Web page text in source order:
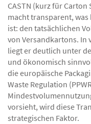
CASTN (kurz für
macht transparent,
ist: den tatsächlichen
von Versandkartons. In
liegt er deutlich unter
und ökonomisch
die europäische
Waste Regulation
vorsieht, wird diese
strategischen Faktor.